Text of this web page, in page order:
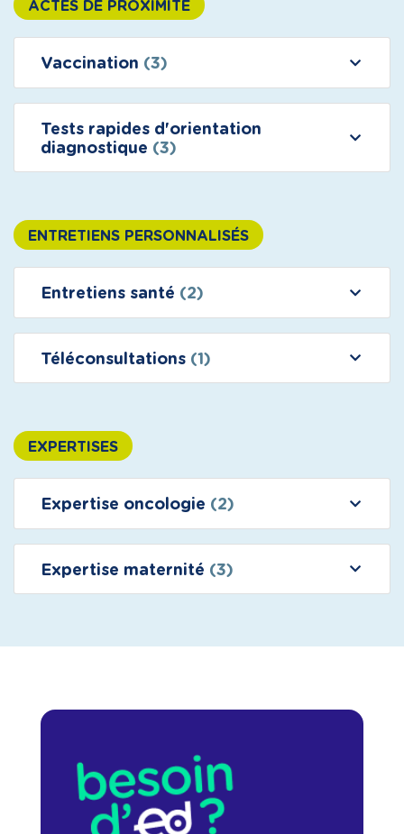
ACTES DE PROXIMITÉ
Vaccination (3)
Tests rapides d'orientation
diagnostique (3)
ENTRETIENS PERSONNALISÉS
Entretiens santé (2)
Téléconsultations (1)
EXPERTISES
Expertise oncologie (2)
Expertise maternité (3)